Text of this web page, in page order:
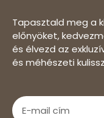
Tapasztald meg a
előnyöket,
és élvezd az
és méhészeti